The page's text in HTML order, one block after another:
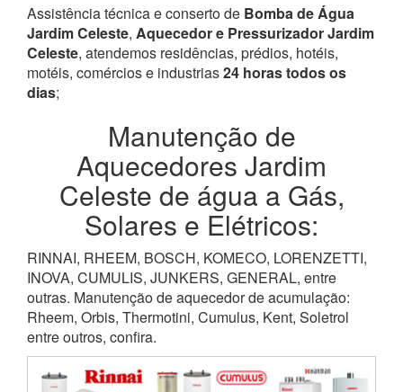
Assistência técnica e conserto de Bomba de Água
Jardim Celeste, Aquecedor e Pressurizador Jardim
Celeste, atendemos residências, prédios, hotéis,
motéis, comércios e industrias24 horas todos os
dias;
Manutenção de
Aquecedores Jardim
Celeste de água a Gás,
Solares e Elétricos:
RINNAI, RHEEM, BOSCH, KOMECO, LORENZETTI,
INOVA, CUMULIS, JUNKERS, GENERAL, entre
outras. Manutenção de aquecedor de acumulação:
Rheem, Orbis, Thermotini, Cumulus, Kent, Soletrol
entre outros, confira.